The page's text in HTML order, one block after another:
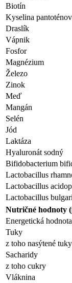
Biotín
Kyselina
Draslík
Vápnik
Fosfor
Magnézium
Železo
Zinok
Meď
Mangán
Selén
Jód
Laktáza
Hyaluronát sodný
Bifidobacterium
Lactobacillus
Lactobacillus
Lactobacillus
Nutričné hodnoty
Energetická hodnota
Tuky
z toho nasýtené tuky
Sacharidy
z toho cukry
Vláknina